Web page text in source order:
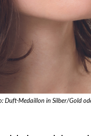
Duft-Medaillon in Silber/Gold